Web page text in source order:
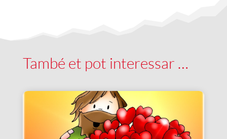
També et pot interessar …